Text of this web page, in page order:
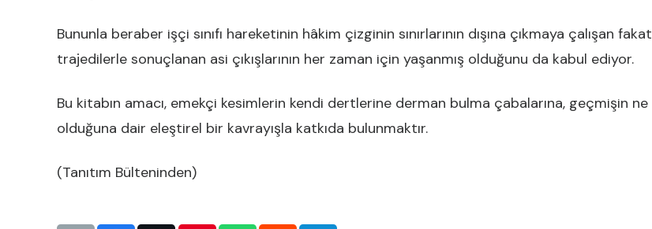
Bununla beraber işçi sınıfı hareketinin hâkim çizginin sınırlarının dışına çıkmaya çalışan fakat
trajedilerle sonuçlanan asi çıkışlarının her zaman için yaşanmış olduğunu da kabul ediyor.
Bu kitabın amacı, emekçi kesimlerin kendi dertlerine derman bulma çabalarına, geçmişin ne
olduğuna dair eleştirel bir kavrayışla katkıda bulunmaktır.
(Tanıtım Bülteninden)